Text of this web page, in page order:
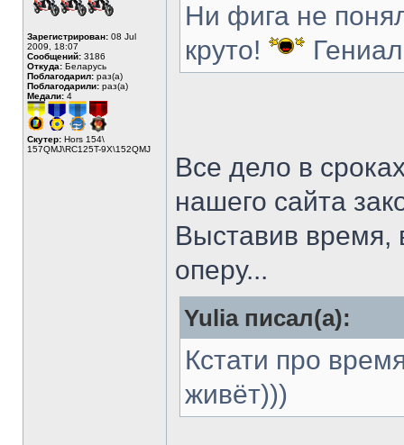
Зарегистрирован: 08 Jul
2009, 18:07
Сообщений: 3186
Откуда: Беларусь
Поблагодарил: раз(а)
Поблагодарили: раз(а)
Медали: 4
Скутер: Hors 154\
157QMJ\RC125T-9X\152QMJ
Ни фига не
круто!
Все дело в
нашего сайта
Выставив время,
оперу...
Yulia писал(а):
Кстати про
живёт)))